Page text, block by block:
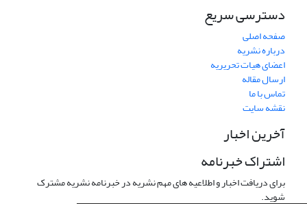
دسترسی سریع
صفحه اصلی
درباره نشریه
اعضای هیات تحریریه
ارسال مقاله
تماس با ما
نقشه سایت
آخرین اخبار
اشتراک خبرنامه
برای دریافت اخبار و اطلاعیه های مهم نشریه در خبرنامه نشریه مشترک
شوید.